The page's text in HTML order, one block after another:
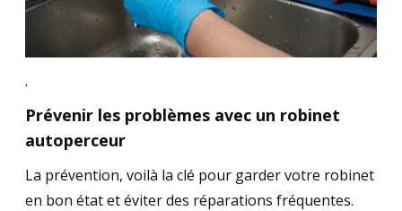
.
Prévenir les problèmes avec un robinet
autoperceur
La prévention, voilà la clé pour garder votre robinet
en bon état et éviter des réparations fréquentes.